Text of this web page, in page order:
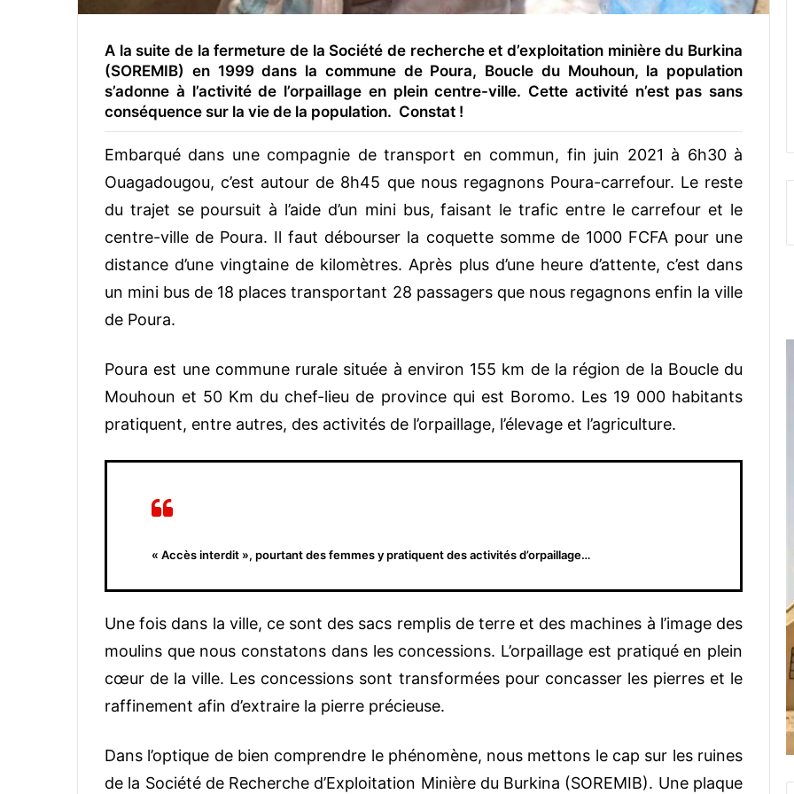
A la suite de la fermeture de la Société de recherche et d’exploitation minière du Burkina
(SOREMIB) en 1999 dans la commune de Poura, Boucle du Mouhoun, la population
s’adonne à l’activité de l’orpaillage en plein centre-ville. Cette activité n’est pas sans
conséquence sur la vie de la population. Constat !
Embarqué dans une compagnie de transport en commun, fin juin 2021 à 6h30 à
Ouagadougou, c’est autour de 8h45 que nous regagnons Poura-carrefour. Le reste
du trajet se poursuit à l’aide d’un mini bus, faisant le trafic entre le carrefour et le
centre-ville de Poura. Il faut débourser la coquette somme de 1000 FCFA pour une
distance d’une vingtaine de kilomètres. Après plus d’une heure d’attente, c’est dans
un mini bus de 18 places transportant 28 passagers que nous regagnons enfin la ville
de Poura.
Poura est une commune rurale située à environ 155 km de la région de la Boucle du
Mouhoun et 50 Km du chef-lieu de province qui est Boromo. Les 19 000 habitants
pratiquent, entre autres, des activités de l’orpaillage, l’élevage et l’agriculture.
« Accès interdit », pourtant des femmes y pratiquent des activités d’orpaillage…
Une fois dans la ville, ce sont des sacs remplis de terre et des machines à l’image des
moulins que nous constatons dans les concessions. L’orpaillage est pratiqué en plein
cœur de la ville. Les concessions sont transformées pour concasser les pierres et le
raffinement afin d’extraire la pierre précieuse.
Dans l’optique de bien comprendre le phénomène, nous mettons le cap sur les ruines
de la Société de Recherche d’Exploitation Minière du Burkina (SOREMIB). Une plaque